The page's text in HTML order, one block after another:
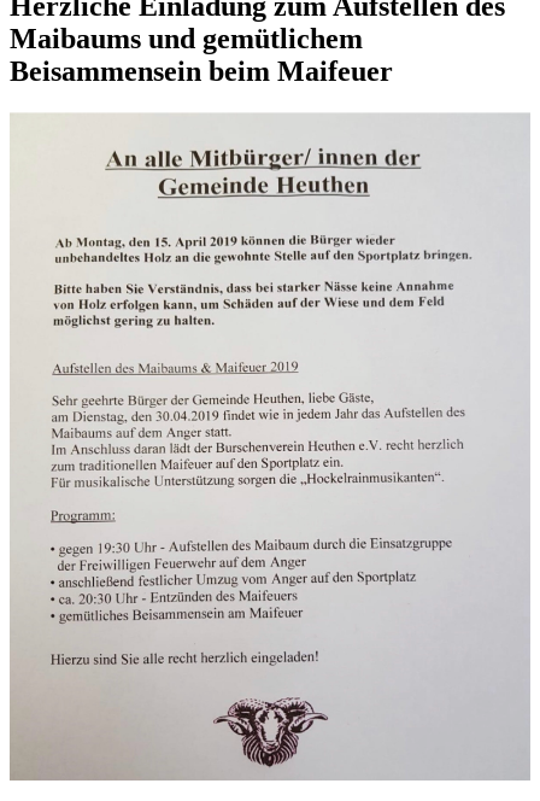
Maibaums und gemütlichem
Beisammensein beim Maifeuer